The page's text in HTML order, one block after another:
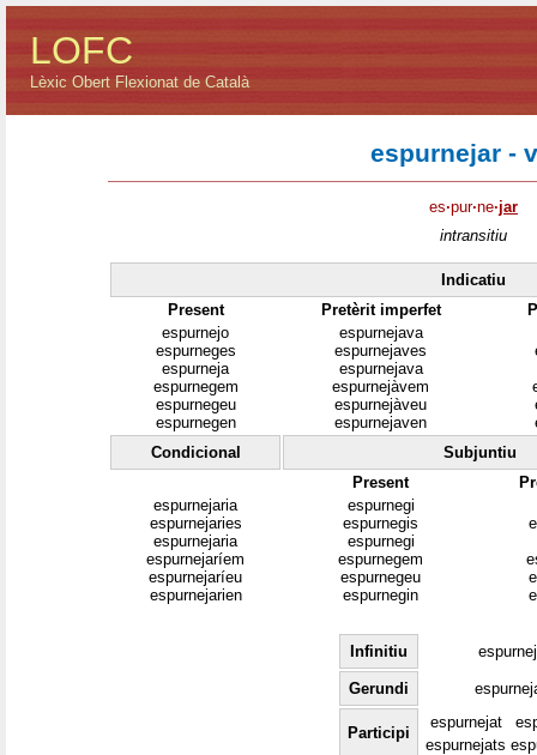
LOFC
Lèxic Obert Flexionat de Català
espurnejar -
es·pur·ne·jar
intransitiu
Indicatiu
Present
Pretèrit imperfet
espurnejo
espurneges
espurneja
espurnegem
espurnegeu
espurnegen
espurnejava
espurnejaves
espurnejava
espurnejàvem
espurnejàveu
espurnejaven
Condicional
Subjuntiu
Present
espurnejaria
espurnejaries
espurnejaria
espurnejaríem
espurnejaríeu
espurnejarien
espurnegi
espurnegis
espurnegi
espurnegem
espurnegeu
espurnegin
Infinitiu
Gerundi
Participi
espurnejat
espurnejats